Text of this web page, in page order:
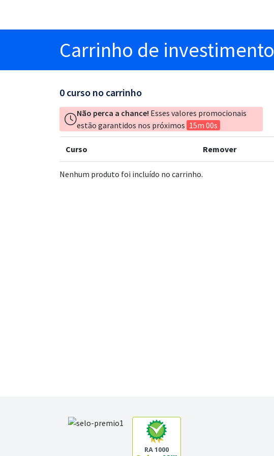
Carrinho de investimento
0 curso no carrinho
Não perca a chance! Esses valores promocionais
estão garantidos nos próximos 15m 00s
Curso Remover
Nenhum produto foi incluído no carrinho.
RA 1000